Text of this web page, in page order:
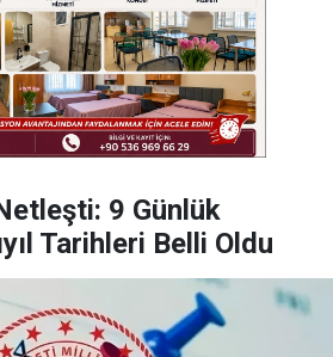
9 Günlük
Tarihleri Belli Oldu